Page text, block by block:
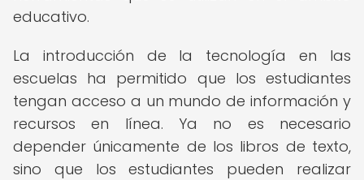
educativo.
La introducción de la tecnología en las
escuelas ha permitido que los estudiantes
tengan acceso a un mundo de información y
recursos en línea. Ya no es necesario
depender únicamente de los libros de texto,
sino que los estudiantes pueden realizar